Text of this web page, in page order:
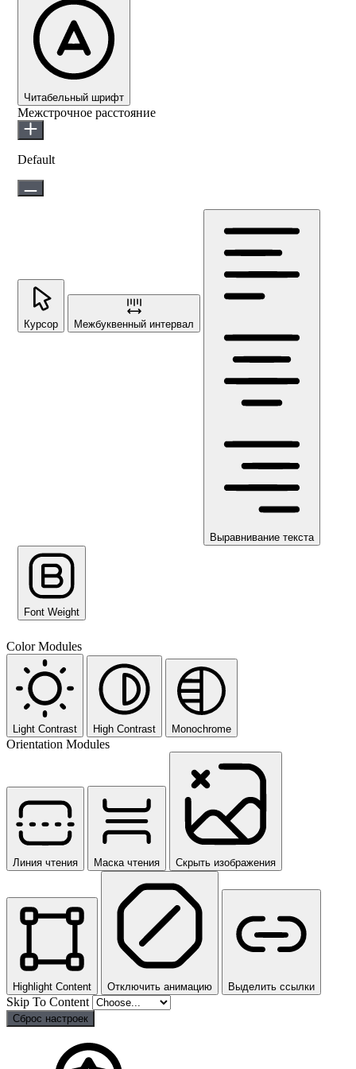
Читабельный шрифт
Межстрочное расстояние
Default
Курсор Межбуквенный интервал
Выравнивание текста
Font Weight
Color Modules
Light Contrast High Contrast Monochrome
Orientation Modules
Линия чтения Маска чтения Скрыть изображения
Highlight Content Отключить анимацию Выделить ссылки
Skip To Content
Сброс настроек